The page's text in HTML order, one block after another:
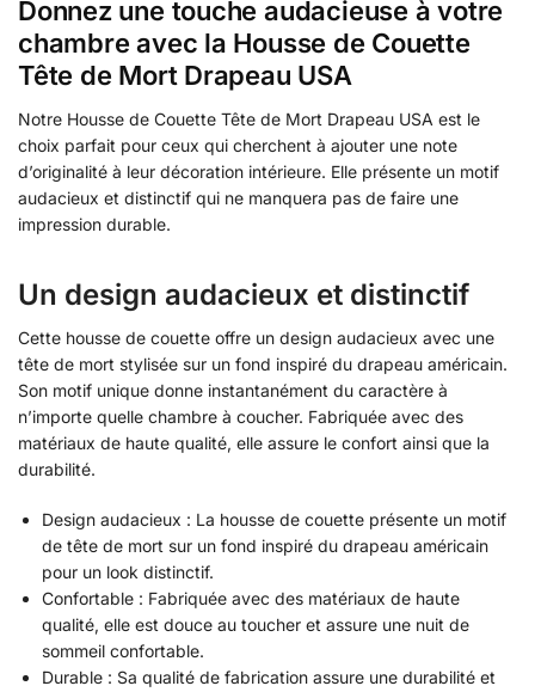
Donnez une touche audacieuse à votre
chambre avec la Housse de Couette
Tête de Mort Drapeau USA
Notre Housse de Couette Tête de Mort Drapeau USA est le
choix parfait pour ceux qui cherchent à ajouter une note
d’originalité à leur décoration intérieure. Elle présente un motif
audacieux et distinctif qui ne manquera pas de faire une
impression durable.
Un design audacieux et distinctif
Cette housse de couette offre un design audacieux avec une
tête de mort stylisée sur un fond inspiré du drapeau américain.
Son motif unique donne instantanément du caractère à
n’importe quelle chambre à coucher. Fabriquée avec des
matériaux de haute qualité, elle assure le confort ainsi que la
durabilité.
Design audacieux : La housse de couette présente un motif
de tête de mort sur un fond inspiré du drapeau américain
pour un look distinctif.
Confortable : Fabriquée avec des matériaux de haute
qualité, elle est douce au toucher et assure une nuit de
sommeil confortable.
Durable : Sa qualité de fabrication assure une durabilité et